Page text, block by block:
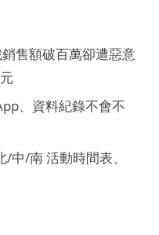
售額破百萬卻遭惡意
、資料紀錄不會不
中/南 活動時間表、